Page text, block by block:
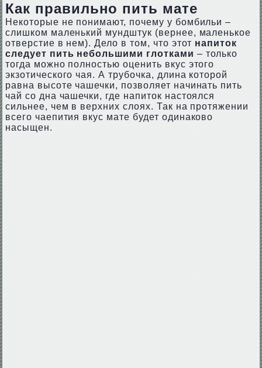
Как правильно пить мате
Некоторые не понимают, почему у бомбильи –
слишком маленький мундштук (вернее, маленькое
отверстие в нем). Дело в том, что этот напиток
следует пить небольшими глотками – только
тогда можно полностью оценить вкус этого
экзотического чая. А трубочка, длина которой
равна высоте чашечки, позволяет начинать пить
чай со дна чашечки, где напиток настоялся
сильнее, чем в верхних слоях. Так на протяжении
всего чаепития вкус мате будет одинаково
насыщен.